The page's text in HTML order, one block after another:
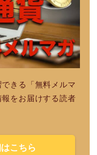
きる「無料メルマ
をお届けする読者
こちら